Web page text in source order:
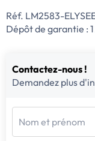
Réf. LM2583-
Dépôt de garantie :
Contactez-nous !
Demandez plus
Nom et prénom